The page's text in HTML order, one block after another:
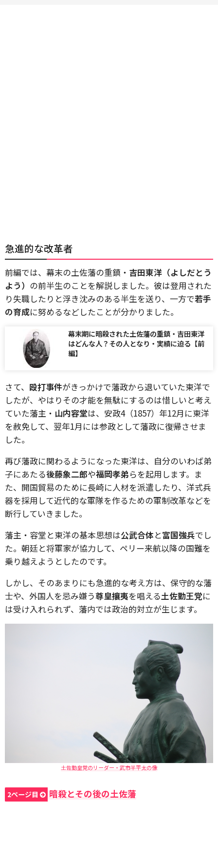
急進的な改革者
前編では、幕末の土佐藩の重鎮・ 吉田東洋（よしだとう
よう） の前半生のことを解説しました。彼は登用された
り失職したりと浮き沈みのある半生を送り、一方で若手
の育成に努めるなどしたことが分かりました。
幕末期に暗殺された土佐藩の重鎮・吉田東洋
はどんな人？その人となり・実績に迫る【前
編】
さて、 殴打事件がきっかけで藩政から退いていた東洋で
したが、やはりその才能を無駄にするのは惜しいと考え
ていた藩主・ 山内容堂は、安政4（1857）年12月に東洋
を赦免して、翌年1月には参政として藩政に復帰させま
した。
再び藩政に関わるようになった東洋は、自分のいわば弟
子にあたる後藤象二郎や福岡孝弟らを起用します。ま
た、開国貿易のために長崎に人材を派遣したり、洋式兵
器を採用して近代的な軍隊を作るための軍制改革などを
断行していきました。
藩主・容堂と東洋の基本思想は公武合体と富国強兵でし
た。朝廷と将軍家が協力して、ペリー来航以降の国難を
乗り越えようとしたのです。
しかし、そのあまりにも急進的な考え方は、保守的な藩
士や、外国人を忌み嫌う尊皇攘夷を唱える土佐勤王党に
は受け入れられず、藩内では政治的対立が生じます。
土佐勤皇党のリーダー・武市半平太の像
2ページ目 暗殺とその後の土佐藩